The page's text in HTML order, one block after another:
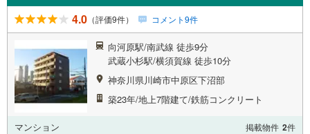
4.0 （評価9件） コメント9件
向河原駅/南武線 徒歩9分
武蔵小杉駅/横須賀線 徒歩10分
神奈川県川崎市中原区下沼部
築23年/地上7階建て/鉄筋コンクリート
マンション 掲載物件 2件